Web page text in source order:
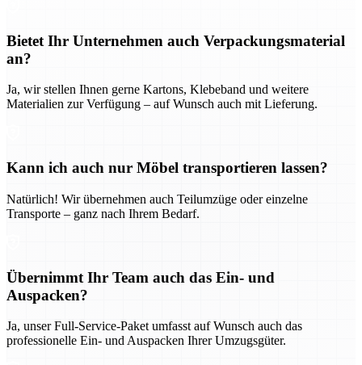
Bietet Ihr Unternehmen auch Verpackungsmaterial
an?
Ja, wir stellen Ihnen gerne Kartons, Klebeband und weitere
Materialien zur Verfügung – auf Wunsch auch mit Lieferung.
Kann ich auch nur Möbel transportieren lassen?
Natürlich! Wir übernehmen auch Teilumzüge oder einzelne
Transporte – ganz nach Ihrem Bedarf.
Übernimmt Ihr Team auch das Ein- und
Auspacken?
Ja, unser Full-Service-Paket umfasst auf Wunsch auch das
professionelle Ein- und Auspacken Ihrer Umzugsgüter.